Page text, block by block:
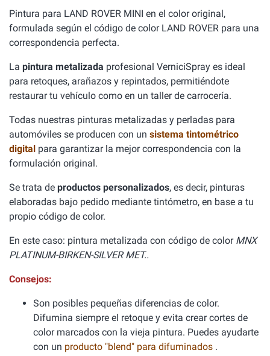
Pintura para LAND ROVER MINI en el color original,
formulada según el código de color LAND ROVER para una
correspondencia perfecta.
La pintura metalizada profesional VerniciSpray es ideal
para retoques, arañazos y repintados, permitiéndote
restaurar tu vehículo como en un taller de carrocería.
Todas nuestras pinturas metalizadas y perladas para
automóviles se producen con un sistema tintométrico
digital para garantizar la mejor correspondencia con la
formulación original.
Se trata de productos personalizados, es decir, pinturas
elaboradas bajo pedido mediante tintómetro, en base a tu
propio código de color.
En este caso: pintura metalizada con código de color MNX
PLATINUM-BIRKEN-SILVER MET..
Consejos:
Son posibles pequeñas diferencias de color.
Difumina siempre el retoque y evita crear cortes de
color marcados con la vieja pintura. Puedes ayudarte
con un producto "blend" para difuminados .